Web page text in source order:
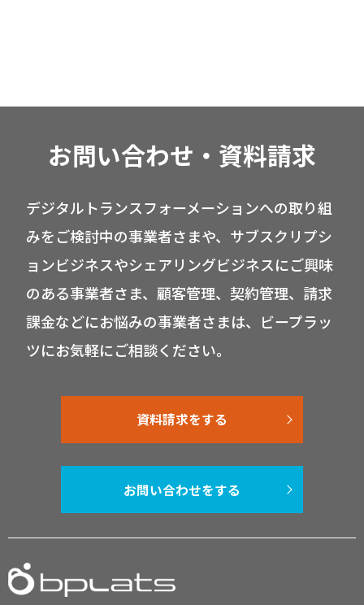
お問い合わせ・資料請求
デジタルトランスフォーメーションへの取り組
みをご検討中の事業者さまや、サブスクリプシ
ョンビジネスやシェアリングビジネスにご興味
のある事業者さま、顧客管理、契約管理、請求
課金などにお悩みの事業者さまは、ビープラッ
ツにお気軽にご相談ください。
資料請求をする
お問い合わせをする